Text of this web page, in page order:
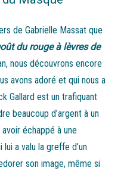
de Gabrielle Massat que
du rouge à lèvres de
nous découvrons encore
avons adoré et qui nous a
Gallard est un trafiquant
beaucoup d’argent à un
échappé à une
a valu la greffe d’un
son image, même si